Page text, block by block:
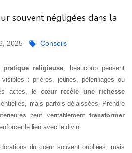
souvent négligées dans la
2025  Conseils
pratique religieuse , beaucoup pensent
: prières, jeûnes, pèlerinages ou
actes, le cœur recèle une richesse
mais parfois délaissées. Prendre
peut véritablement transformer
le lien avec le divin.
du cœur souvent oubliées, mais